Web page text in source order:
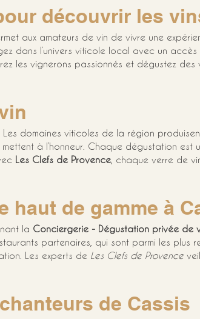
découvrir les
aux amateurs de vin de vivre une
dans l’univers viticole local avec un accès
les vignerons passionnés et dégustez des
domaines viticoles de la région
mettent à l’honneur. Chaque dégustation est
Les Clefs de Provence , chaque verre de
haut de gamme à
la Conciergerie - Dégustation privée de
partenaires, qui sont parmi les plus
Les experts de Les Clefs de Provence
de Cassis